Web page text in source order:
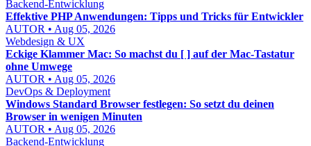
Backend-Entwicklung
Effektive PHP Anwendungen: Tipps und Tricks für Entwickler
AUTOR • Aug 05, 2026
Webdesign & UX
Eckige Klammer Mac: So machst du [ ] auf der Mac-Tastatur
ohne Umwege
AUTOR • Aug 05, 2026
DevOps & Deployment
Windows Standard Browser festlegen: So setzt du deinen
Browser in wenigen Minuten
AUTOR • Aug 05, 2026
Backend-Entwicklung